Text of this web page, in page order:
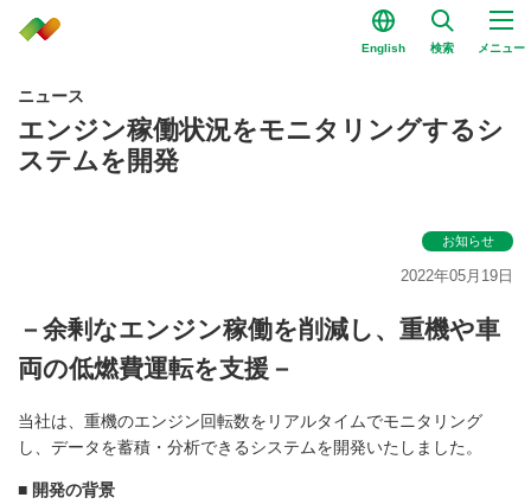
English 検索 メニュー
ニュース
エンジン稼働状況をモニタリングするシ
ステムを開発
お知らせ
2022年05月19日
－余剰なエンジン稼働を削減し、重機や車
両の低燃費運転を支援－
当社は、重機のエンジン回転数をリアルタイムでモニタリング
し、データを蓄積・分析できるシステムを開発いたしました。
■ 開発の背景